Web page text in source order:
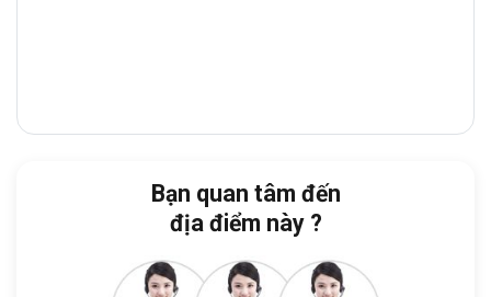
Trường Đại Học Giao Thông Vận Tải
HUTECH – Đại học Công nghệ TP.HCM
(Sai Gon Campus):1 phút
UBND Phường 25 Quận Bình Thạnh
Bạn quan tâm đến
địa điểm này ?